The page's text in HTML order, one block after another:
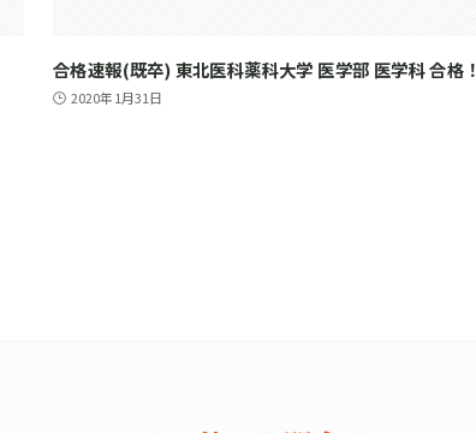
合格速報(既卒) 東北医科薬科大学 医学部 医学科 合格！
2020年1月31日